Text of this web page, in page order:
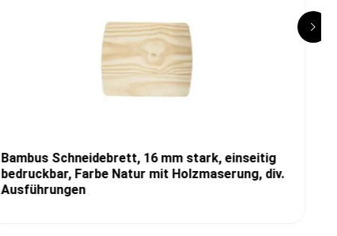
Bambus Schneidebrett, 16 mm stark, einseitig
bedruckbar, Farbe Natur mit Holzmaserung, div.
Ausführungen